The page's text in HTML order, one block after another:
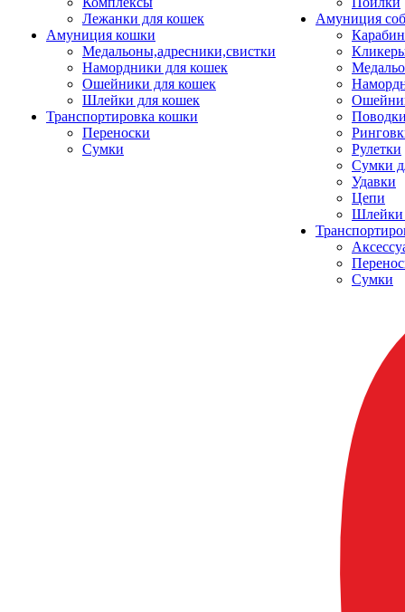
Лежанки для кошек
Амуниция кошки
Медальоны,адресники,свистки
Намордники для кошек
Ошейники для кошек
Шлейки для кошек
Транспортировка кошки
Переноски
Сумки
Амуниция
Рулетки
Сумки
Удавки
Цепи
Шлейки
Сумки